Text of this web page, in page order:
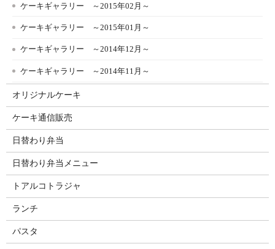
ケーキギャラリー ～2015年02月～
ケーキギャラリー ～2015年01月～
ケーキギャラリー ～2014年12月～
ケーキギャラリー ～2014年11月～
オリジナルケーキ
ケーキ通信販売
日替わり弁当
日替わり弁当メニュー
トアルコトラジャ
ランチ
パスタ